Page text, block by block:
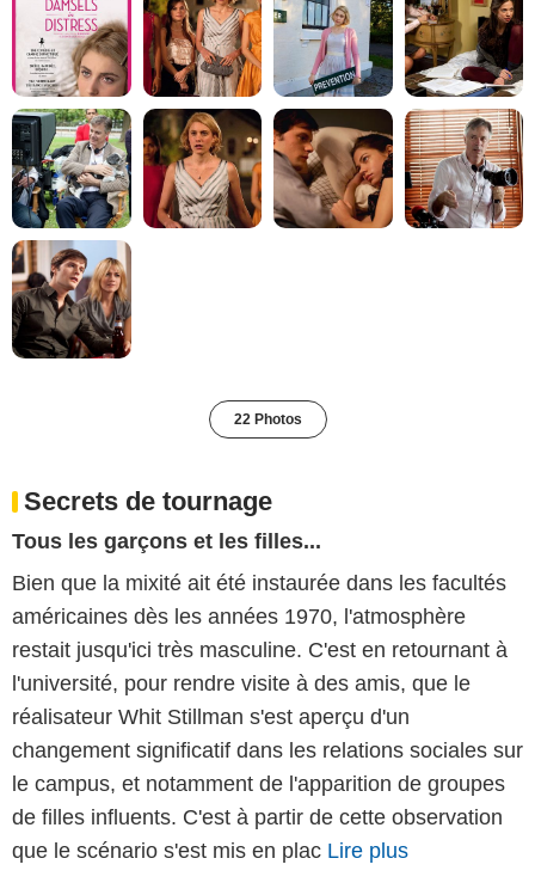
22 Photos
Secrets de tournage
Tous les garçons et les filles...
Bien que la mixité ait été instaurée dans les facultés
américaines dès les années 1970, l'atmosphère
restait jusqu'ici très masculine. C'est en retournant à
l'université, pour rendre visite à des amis, que le
réalisateur Whit Stillman s'est aperçu d'un
changement significatif dans les relations sociales sur
le campus, et notamment de l'apparition de groupes
de filles influents. C'est à partir de cette observation
que le scénario s'est mis en plac Lire plus